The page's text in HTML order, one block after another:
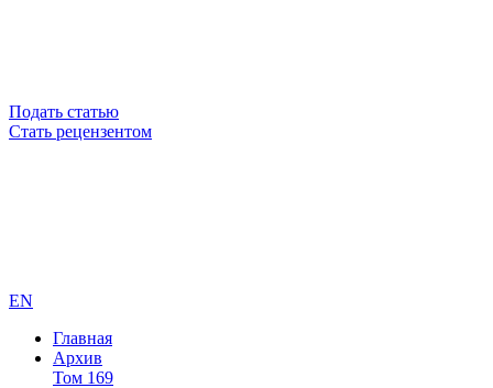
Подать статью
Стать рецензентом
EN
Главная
Архив
Том 169